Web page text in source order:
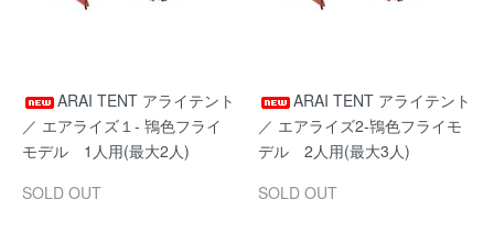
ARAI TENT アライテント
／ エアライズ１- 鴇色フライ
モデル 1人用(最大2人)
SOLD OUT
ARAI TENT アライテント
／ エアライズ2-鴇色フライモ
デル 2人用(最大3人)
SOLD OUT